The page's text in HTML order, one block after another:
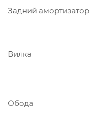
Задний амортизатор
Вилка
Обода